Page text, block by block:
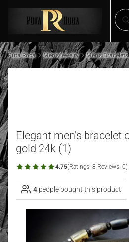
Puta Roca Men's jewelry Men's Bracelets
Elegant men's bracelet
gold 24k (1)
4.75(Ratings: 8 Reviews: 0)
4 people bought this product